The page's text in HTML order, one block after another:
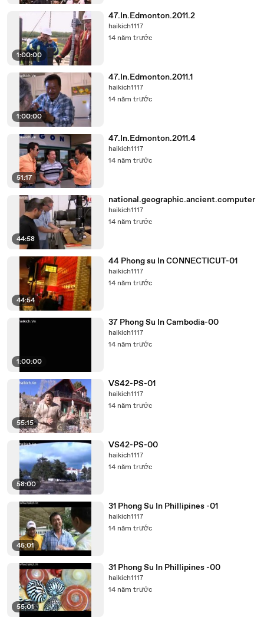
1:00:00
47.In.Edmonton.2011.2
haikich1117
14 năm trước
1:00:00
47.In.Edmonton.2011.1
haikich1117
14 năm trước
51:17
47.In.Edmonton.2011.4
haikich1117
14 năm trước
44:58
national.geographic.ancient.computer
haikich1117
14 năm trước
44:54
44 Phong su In CONNECTICUT-01
haikich1117
14 năm trước
1:00:00
37 Phong Su In Cambodia-00
haikich1117
14 năm trước
55:15
VS42-PS-01
haikich1117
14 năm trước
58:00
VS42-PS-00
haikich1117
14 năm trước
45:01
31 Phong Su In Phillipines -01
haikich1117
14 năm trước
55:01
31 Phong Su In Phillipines -00
haikich1117
14 năm trước